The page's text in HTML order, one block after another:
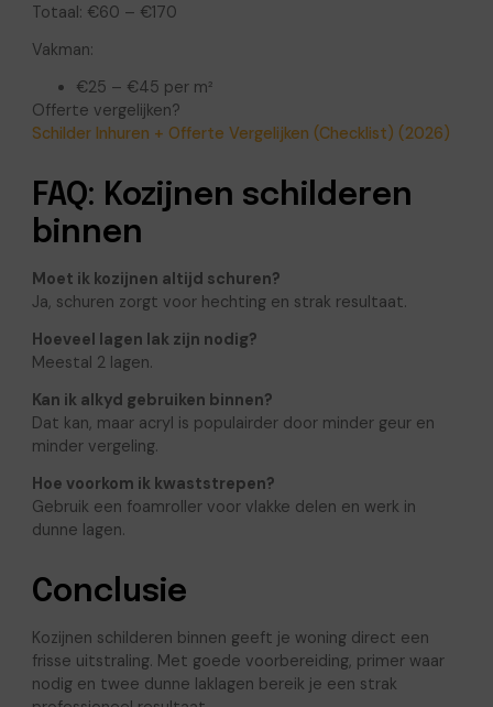
Totaal: €60 – €170
Vakman:
€25 – €45 per m²
Offerte vergelijken?
Schilder Inhuren + Offerte Vergelijken (Checklist) (2026)
FAQ: Kozijnen schilderen
binnen
Moet ik kozijnen altijd schuren?
Ja, schuren zorgt voor hechting en strak resultaat.
Hoeveel lagen lak zijn nodig?
Meestal 2 lagen.
Kan ik alkyd gebruiken binnen?
Dat kan, maar acryl is populairder door minder geur en
minder vergeling.
Hoe voorkom ik kwaststrepen?
Gebruik een foamroller voor vlakke delen en werk in
dunne lagen.
Conclusie
Kozijnen schilderen binnen geeft je woning direct een
frisse uitstraling. Met goede voorbereiding, primer waar
nodig en twee dunne laklagen bereik je een strak